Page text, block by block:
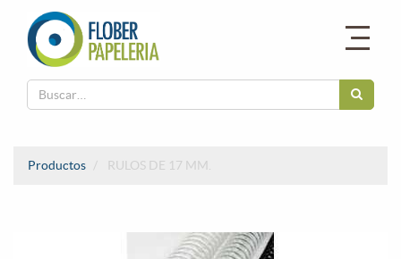
Productos RULOS DE 17 MM.